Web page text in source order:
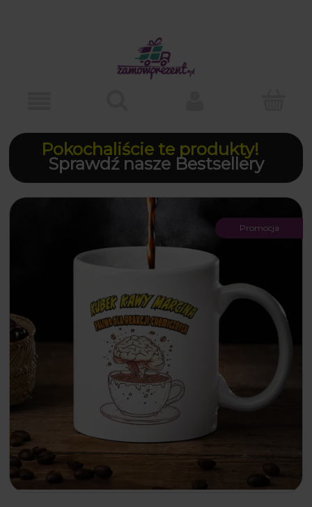
Pokochaliście te produkty!
Sprawdź nasze Bestsellery
Promocja